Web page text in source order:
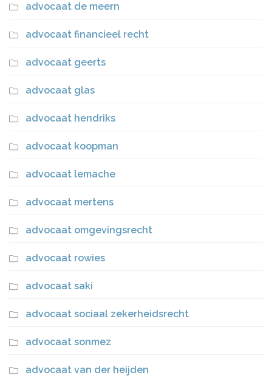
advocaat de meern
advocaat financieel recht
advocaat geerts
advocaat glas
advocaat hendriks
advocaat koopman
advocaat lemache
advocaat mertens
advocaat omgevingsrecht
advocaat rowies
advocaat saki
advocaat sociaal zekerheidsrecht
advocaat sonmez
advocaat van der heijden